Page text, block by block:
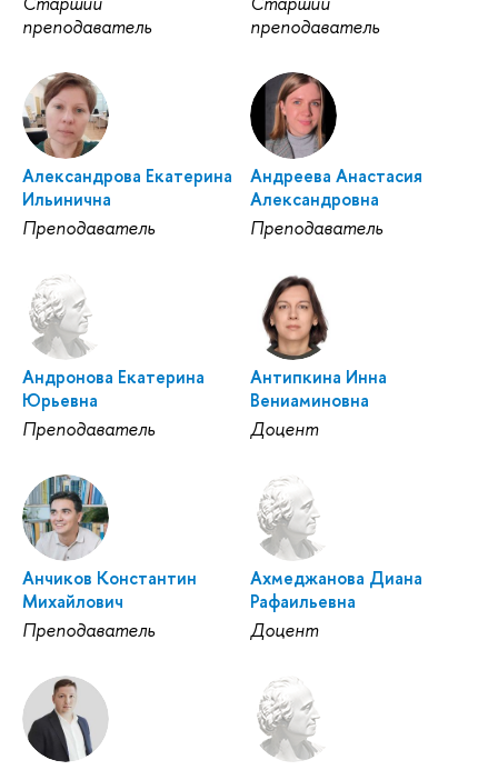
преподаватель
преподаватель
Александрова Екатерина
Ильинична
Преподаватель
Андреева Анастасия
Александровна
Преподаватель
Андронова Екатерина
Юрьевна
Преподаватель
Антипкина Инна
Вениаминовна
Доцент
Анчиков Константин
Михайлович
Преподаватель
Ахмеджанова Диана
Рафаильевна
Доцент